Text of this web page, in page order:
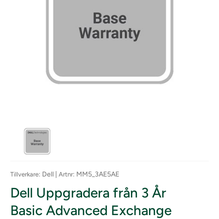
Tillverkare: Dell | Artnr: MM5_3AE5AE
Dell Uppgradera från 3 År
Basic Advanced Exchange